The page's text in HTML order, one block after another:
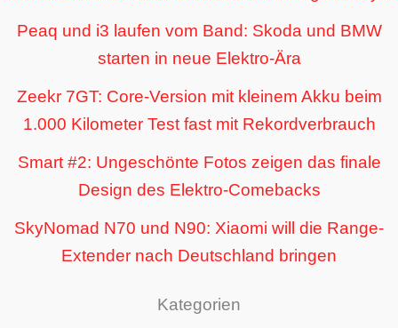
Peaq und i3 laufen vom Band: Skoda und BMW
starten in neue Elektro-Ära
Zeekr 7GT: Core-Version mit kleinem Akku beim
1.000 Kilometer Test fast mit Rekordverbrauch
Smart #2: Ungeschönte Fotos zeigen das finale
Design des Elektro-Comebacks
SkyNomad N70 und N90: Xiaomi will die Range-
Extender nach Deutschland bringen
Kategorien